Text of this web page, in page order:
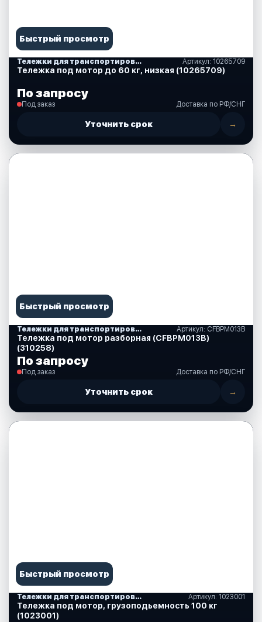
Быстрый просмотр
Тележки для транспортировки моторов Артикул: 10265709
Тележка под мотор до 60 кг, низкая (10265709)
По запросу
Под заказ Доставка по РФ/СНГ
Уточнить срок →
Быстрый просмотр
Тележки для транспортировки моторов Артикул: CFBPM013B
Тележка под мотор разборная (CFBPM013B)
(310258)
По запросу
Под заказ Доставка по РФ/СНГ
Уточнить срок →
Быстрый просмотр
Тележки для транспортировки моторов Артикул: 1023001
Тележка под мотор, грузоподьемность 100 кг
(1023001)